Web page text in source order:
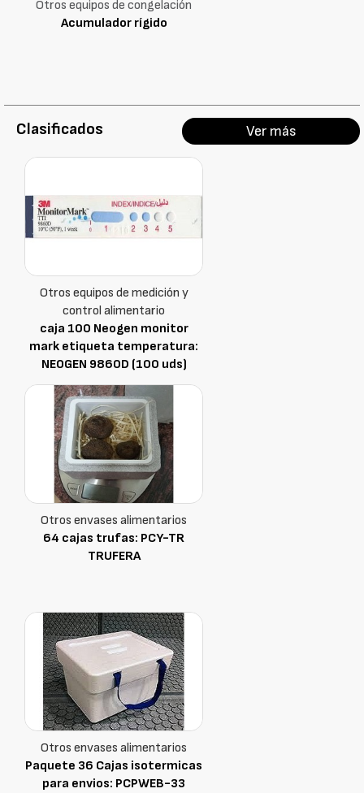
Otros equipos de congelación
Acumulador rígido
Clasificados Ver más
Otros equipos de medición y
control alimentario
caja 100 Neogen monitor
mark etiqueta temperatura:
NEOGEN 9860D (100 uds)
Otros envases alimentarios
64 cajas trufas: PCY-TR
TRUFERA
Otros envases alimentarios
Paquete 36 Cajas isotermicas
para envios: PCPWEB-33